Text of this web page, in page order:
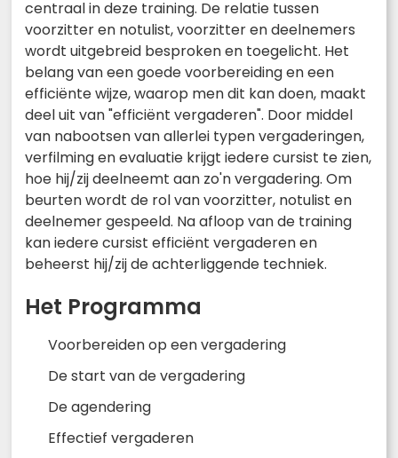
centraal in deze training. De relatie tussen
voorzitter en notulist, voorzitter en deelnemers
wordt uitgebreid besproken en toegelicht. Het
belang van een goede voorbereiding en een
efficiënte wijze, waarop men dit kan doen, maakt
deel uit van "efficiënt vergaderen". Door middel
van nabootsen van allerlei typen vergaderingen,
verfilming en evaluatie krijgt iedere cursist te zien,
hoe hij/zij deelneemt aan zo'n vergadering. Om
beurten wordt de rol van voorzitter, notulist en
deelnemer gespeeld. Na afloop van de training
kan iedere cursist efficiënt vergaderen en
beheerst hij/zij de achterliggende techniek.
Het Programma
Voorbereiden op een vergadering
De start van de vergadering
De agendering
Effectief vergaderen